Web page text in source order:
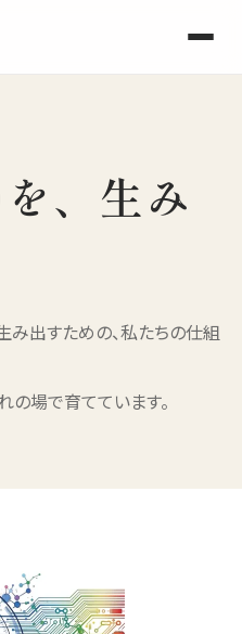
、生み
み出すための、私たちの仕組
の場で育てています。